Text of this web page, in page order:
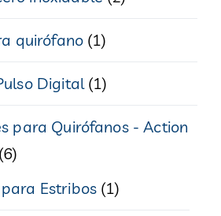
quirófano (1)
Digital (1)
para Quirófanos - Action
(6)
Estribos (1)